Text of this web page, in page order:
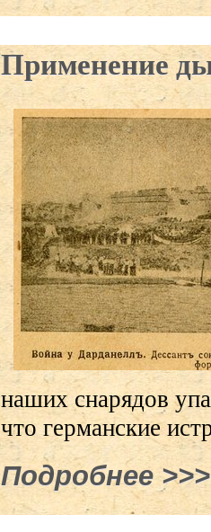
Применение
наших снарядов
что германские
Подробнее о